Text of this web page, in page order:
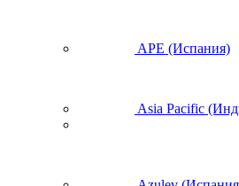
APE (Испания)
Asia Pacific